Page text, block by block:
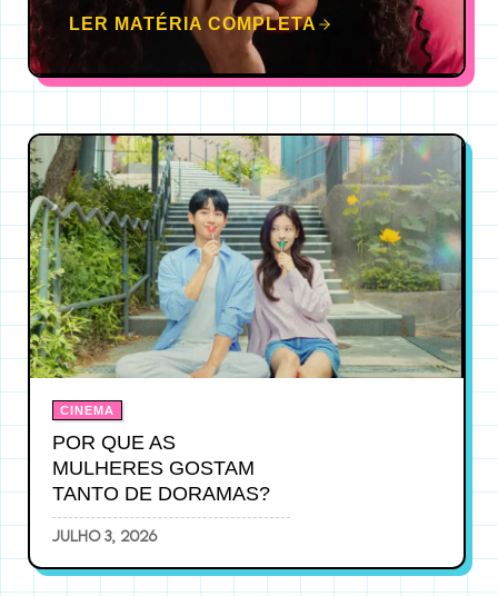
LER MATÉRIA COMPLETA
CINEMA
POR QUE AS
MULHERES GOSTAM
TANTO DE DORAMAS?
julho 3, 2026